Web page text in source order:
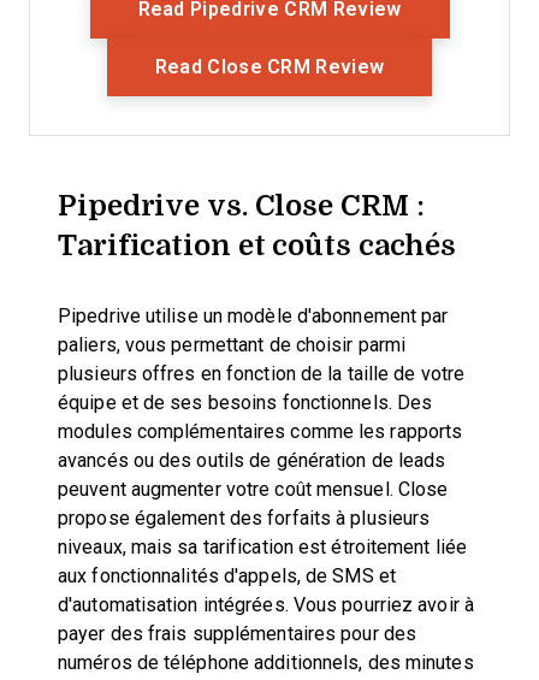
Read Pipedrive CRM ReviewOpens New
Read Close CRM ReviewOpens New
Pipedrive vs. Close CRM :
Tarification et coûts cachés
Pipedrive utilise un modèle d'abonnement par
paliers, vous permettant de choisir parmi
plusieurs offres en fonction de la taille de votre
équipe et de ses besoins fonctionnels. Des
modules complémentaires comme les rapports
avancés ou des outils de génération de leads
peuvent augmenter votre coût mensuel. Close
propose également des forfaits à plusieurs
niveaux, mais sa tarification est étroitement liée
aux fonctionnalités d'appels, de SMS et
d'automatisation intégrées. Vous pourriez avoir à
payer des frais supplémentaires pour des
numéros de téléphone additionnels, des minutes